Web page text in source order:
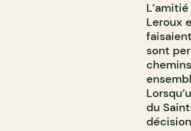
Leroux
sont
du